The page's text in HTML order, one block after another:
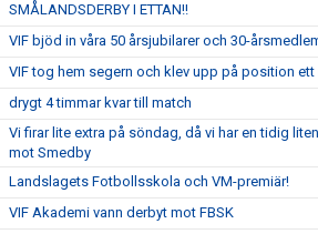
SMÅLANDSDERBY I ETTAN!!
VIF bjöd in våra 50 årsjubilarer och 30-
VIF tog hem segern och klev upp på position ett
drygt 4 timmar kvar till match
Vi firar lite extra på söndag, då vi har en tidig
mot Smedby
Landslagets Fotbollsskola och VM-premiär!
VIF Akademi vann derbyt mot FBSK